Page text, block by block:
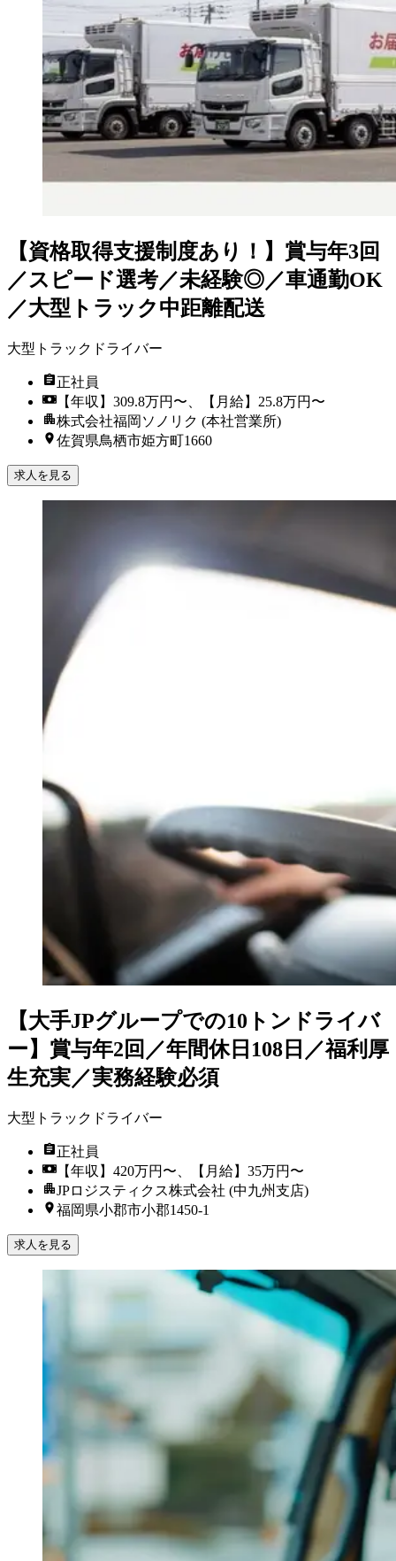
【資格取得支援制度あり！】賞与年3回
／スピード選考／未経験◎／車通勤OK
／大型トラック中距離配送
大型トラックドライバー
正社員
【年収】309.8万円〜、【月給】25.8万円〜
株式会社福岡ソノリク (本社営業所)
佐賀県鳥栖市姫方町1660
求人を見る
【大手JPグループでの10トンドライバ
ー】賞与年2回／年間休日108日／福利厚
生充実／実務経験必須
大型トラックドライバー
正社員
【年収】420万円〜、【月給】35万円〜
JPロジスティクス株式会社 (中九州支店)
福岡県小郡市小郡1450-1
求人を見る